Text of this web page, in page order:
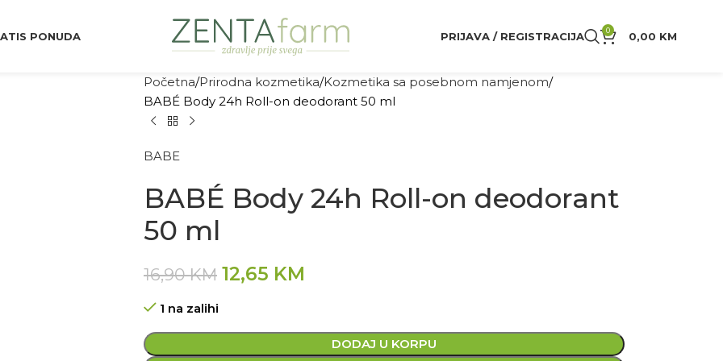
PONUDA PRIJAVA / REGISTRACIJA 0 0,00 KM
Početna Prirodna kozmetika Kozmetika sa posebnom namjenom
BABÉ Body 24h Roll-on deodorant 50 ml
BABE
BABÉ Body 24h Roll-on deodorant
50 ml
16,90KM 12,65 KM
1 na zalihi
DODAJ U KORPU